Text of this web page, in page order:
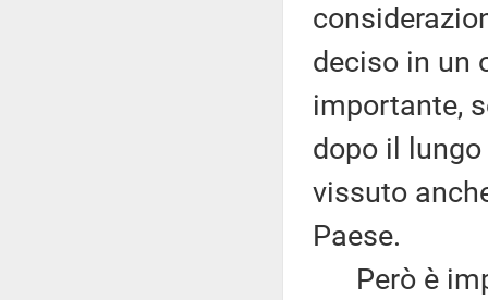
deciso in un
importante,
dopo il
vissuto
Paese.
Però è